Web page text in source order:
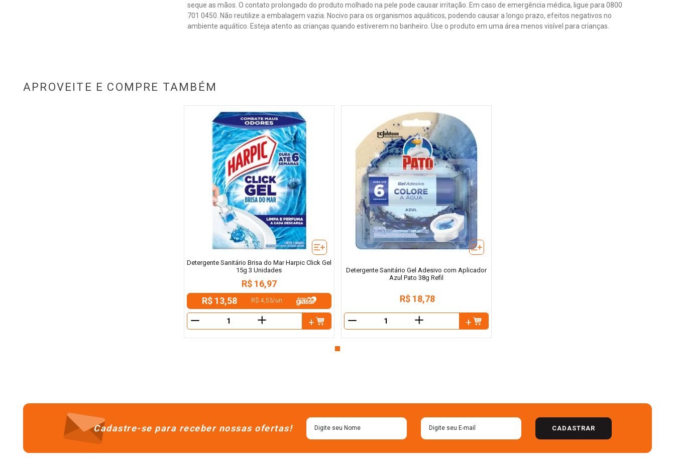
seque as mãos. O contato prolongado do produto molhado na pele pode causar irritação. Em caso de emergência médica, ligue para 0800
701 0450. Não reutilize a embalagem vazia. Nocivo para os organismos aquáticos, podendo causar a longo prazo, efeitos negativos no
ambiente aquático. Esteja atento as crianças quando estiverem no banheiro. Use o produto em uma área menos visível para crianças.
APROVEITE E COMPRE TAMBÉM
Detergente Sanitário Brisa do Mar Harpic Click Gel
15g 3 Unidades
R$ 16,97
R$ 13,58
R$ 4,53/un
＋
Detergente Sanitário Gel Adesivo com Aplicador
Azul Pato 38g Refil
R$ 18,78
＋
Cadastre-se para receber nossas ofertas! CADASTRAR